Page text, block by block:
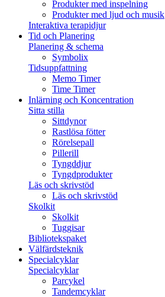
Produkter med inspelning
Produkter med ljud och musik
Interaktiva terapidjur
Tid och Planering
Planering & schema
Symbolix
Tidsuppfattning
Memo Timer
Time Timer
Inlärning och Koncentration
Sitta stilla
Sittdynor
Rastlösa fötter
Rörelsepall
Pillerill
Tyngddjur
Tyngdprodukter
Läs och skrivstöd
Läs och skrivstöd
Skolkit
Skolkit
Tuggisar
Bibliotekspaket
Välfärdsteknik
Specialcyklar
Specialcyklar
Parcykel
Tandemcyklar